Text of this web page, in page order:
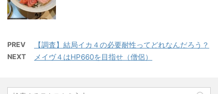
PREV 【調査】結局イカ４の必要耐性ってどれなんだろう？
NEXT メイヴ４はHP660を目指せ（僧侶）